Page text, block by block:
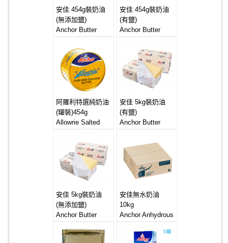
安佳 454g裝奶油
(無添加鹽)
Anchor Butter
(Unsalted)
安佳 454g裝奶油
(有鹽)
Anchor Butter
阿羅利特選純奶油
(罐裝)454g
Allowrie Salted
安佳 5kg裝奶油
(有鹽)
Anchor Butter
安佳 5kg裝奶油
(無添加鹽)
Anchor Butter
安佳無水奶油
10kg
Anchor Anhydrous